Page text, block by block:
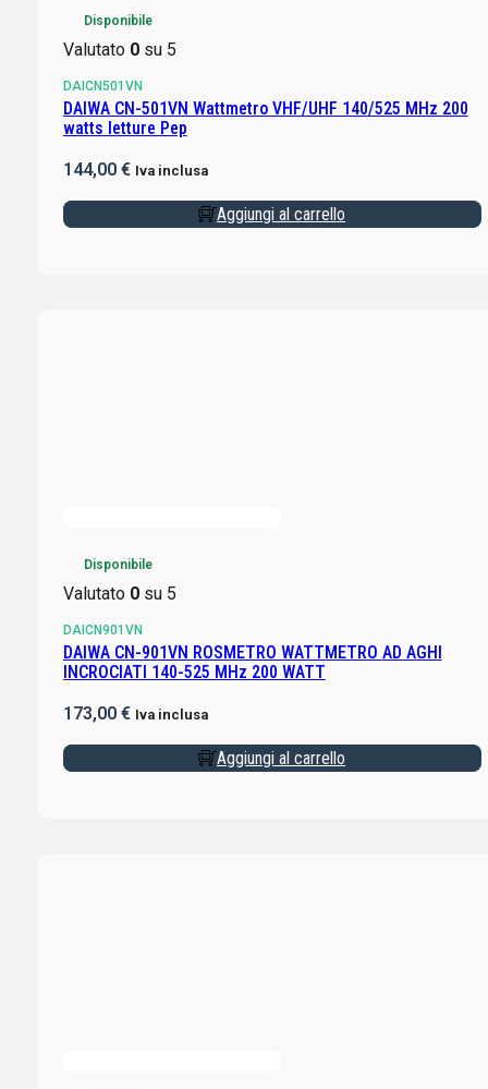
Disponibile
Valutato 0su 5
DAICN501VN
DAIWA CN-501VN Wattmetro VHF/UHF 140/525 MHz 200
watts letture Pep
144,00 € Iva inclusa
Aggiungi al carrello
Disponibile
Valutato 0su 5
DAICN901VN
DAIWA CN-901VN ROSMETRO WATTMETRO AD AGHI
INCROCIATI 140-525 MHz 200 WATT
173,00 € Iva inclusa
Aggiungi al carrello